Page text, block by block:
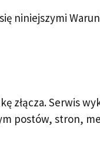
niniejszymi
złącza. Serwis
postów, stron,